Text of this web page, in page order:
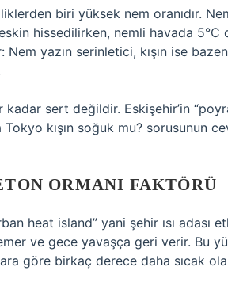
biri yüksek nem oranıdır.
hissedilirken, nemli havada 5°C
yazın serinletici, kışın ise
sert değildir. Eskişehir’in
kışın soğuk mu? sorusunun
ORMANI FAKTÖRÜ
heat island” yani şehir ısı adası
ve gece yavaşça geri verir. Bu
göre birkaç derece daha sıcak